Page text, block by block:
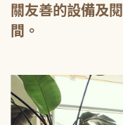
關友善的設備及
間。